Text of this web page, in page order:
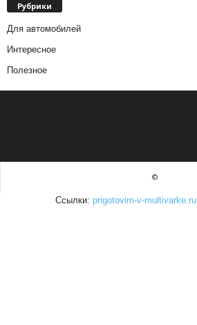
Рубрики
Для автомобилей
Интересное
Полезное
©
Ссылки: prigotovim-v-multivarke.ru